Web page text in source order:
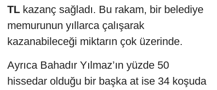
TL kazanç sağladı. Bu rakam, bir belediye
memurunun yıllarca çalışarak
kazanabileceği miktarın çok üzerinde.
Ayrıca Bahadır Yılmaz’ın yüzde 50
hissedar olduğu bir başka at ise 34 koşuda